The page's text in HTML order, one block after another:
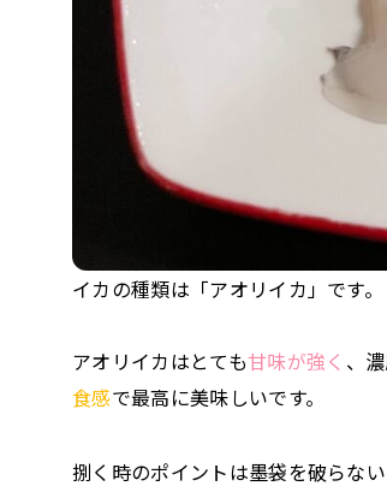
イカの種類は「アオリイカ」です。
アオリイカはとても甘味が強く 、
食感で最高に美味しいです。
捌く時のポイントは墨袋を破らな